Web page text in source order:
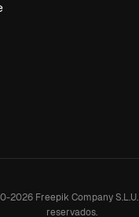
2026Freepik Company S.L.U.
reservados.